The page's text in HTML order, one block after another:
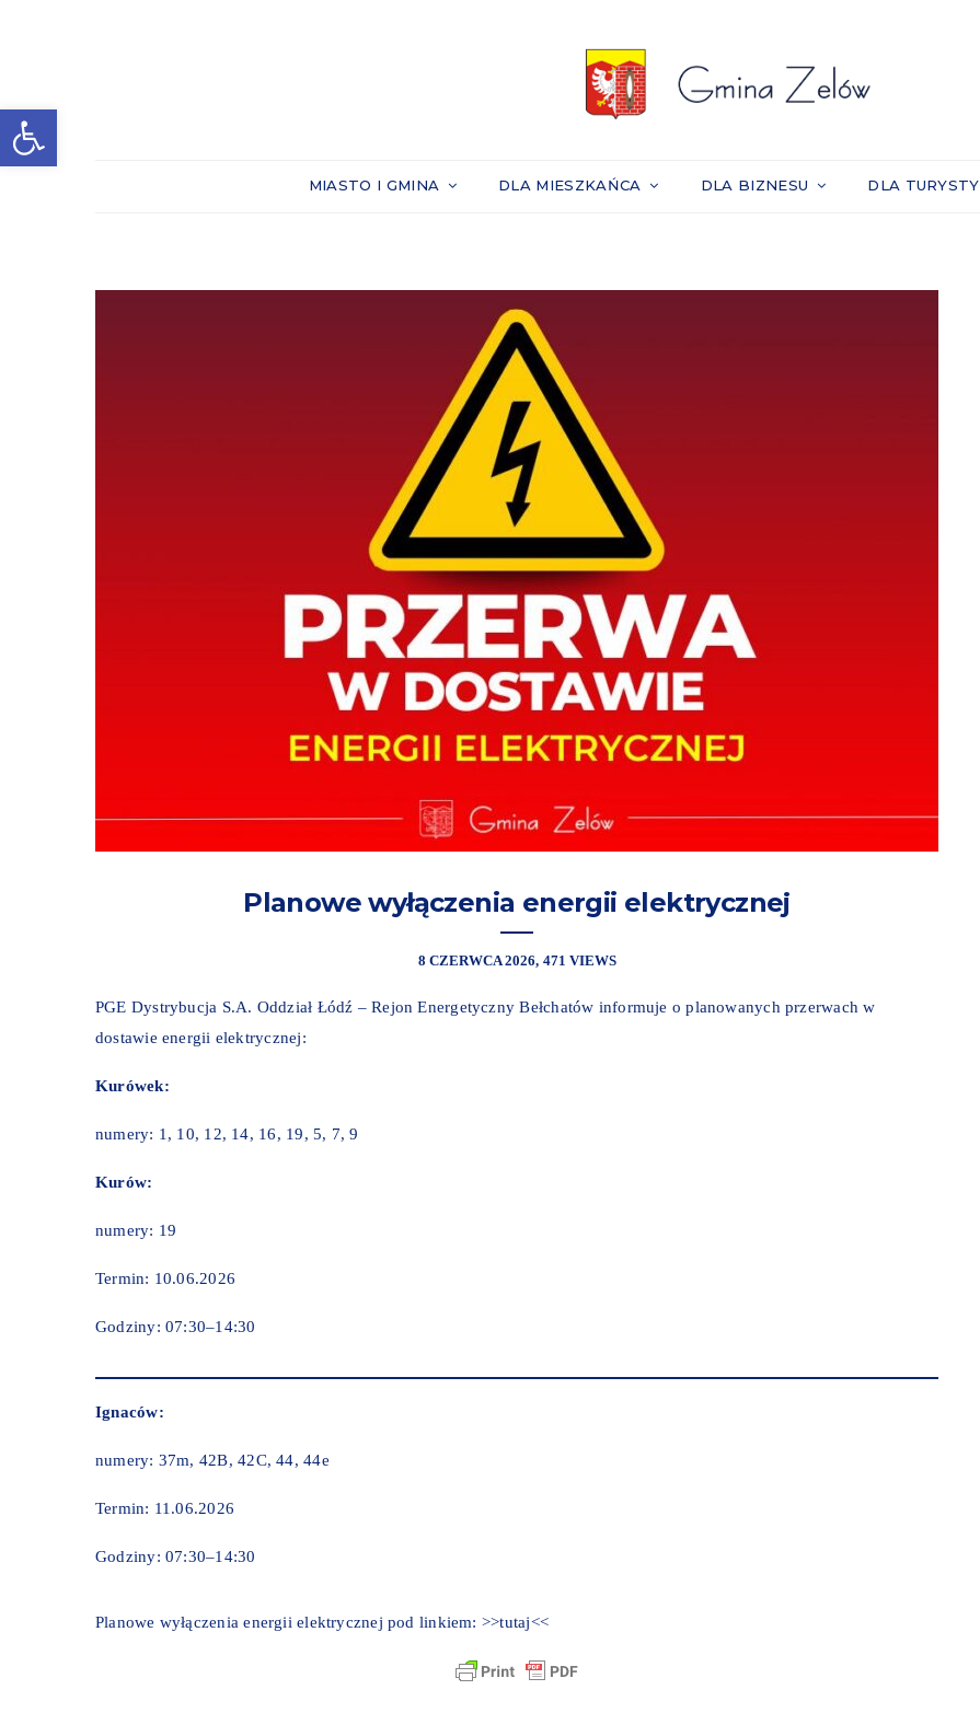
Otwórz pasek narzędzi
MIASTO I GMINA DLA MIESZKAŃCA DLA BIZNESU DLA TURYSTY
Planowe wyłączenia energii elektrycznej
8 CZERWCA 2026 471 VIEWS
PGE Dystrybucja S.A. Oddział Łódź – Rejon Energetyczny Bełchatów informuje o planowanych przerwach w
dostawie energii elektrycznej:
Kurówek:
numery: 1, 10, 12, 14, 16, 19, 5, 7, 9
Kurów:
numery: 19
Termin: 10.06.2026
Godziny: 07:30–14:30
Ignaców:
numery: 37m, 42B, 42C, 44, 44e
Termin: 11.06.2026
Godziny: 07:30–14:30
Planowe wyłączenia energii elektrycznej pod linkiem: >>tutaj<<